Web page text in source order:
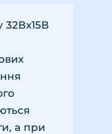
32Вх15В
а при